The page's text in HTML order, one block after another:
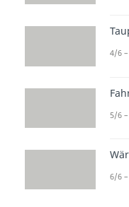
4/6
5/6
6/6